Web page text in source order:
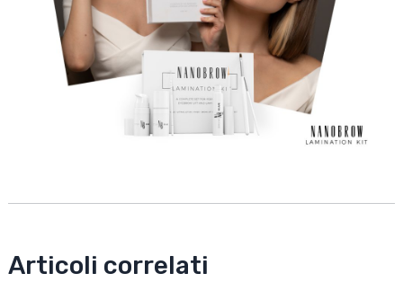
Articoli correlati